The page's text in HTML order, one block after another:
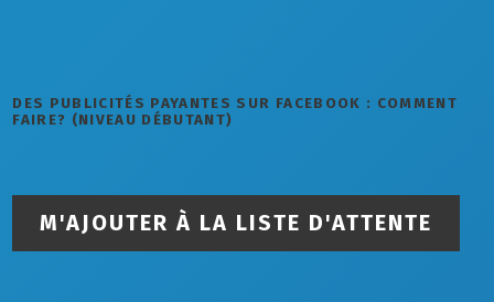
DES PUBLICITÉS PAYANTES SUR FACEBOOK : COMMENT
FAIRE? (NIVEAU DÉBUTANT)
M'AJOUTER À LA LISTE D'ATTENTE